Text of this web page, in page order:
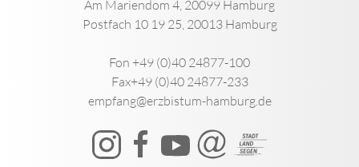
Am Mariendom 4, 20099 Hamburg
Postfach 10 19 25, 20013 Hamburg
Fon +49 (0)40 24877-100
Fax+49 (0)40 24877-233
empfang@erzbistum-hamburg.de